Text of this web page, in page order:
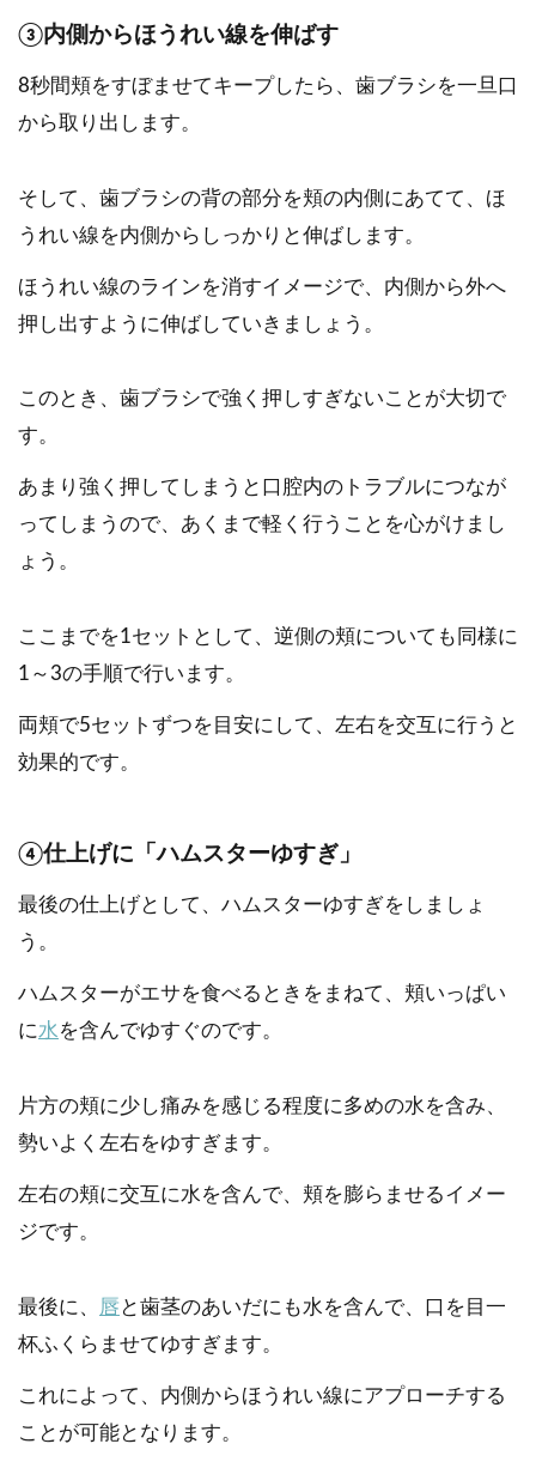
③内側からほうれい線を伸ばす
8秒間頬をすぼませてキープしたら、歯ブラシを一旦口
から取り出します。
そして、歯ブラシの背の部分を頬の内側にあてて、ほ
うれい線を内側からしっかりと伸ばします。
ほうれい線のラインを消すイメージで、内側から外へ
押し出すように伸ばしていきましょう。
このとき、歯ブラシで強く押しすぎないことが大切で
す。
あまり強く押してしまうと口腔内のトラブルにつなが
ってしまうので、あくまで軽く行うことを心がけまし
ょう。
ここまでを1セットとして、逆側の頬についても同様に
1～3の手順で行います。
両頬で5セットずつを目安にして、左右を交互に行うと
効果的です。
④仕上げに「ハムスターゆすぎ」
最後の仕上げとして、ハムスターゆすぎをしましょ
う。
ハムスターがエサを食べるときをまねて、頬いっぱい
に水を含んでゆすぐのです。
片方の頬に少し痛みを感じる程度に多めの水を含み、
勢いよく左右をゆすぎます。
左右の頬に交互に水を含んで、頬を膨らませるイメー
ジです。
最後に、 唇 と歯茎のあいだにも水を含んで、口を目一
杯ふくらませてゆすぎます。
これによって、内側からほうれい線にアプローチする
ことが可能となります。